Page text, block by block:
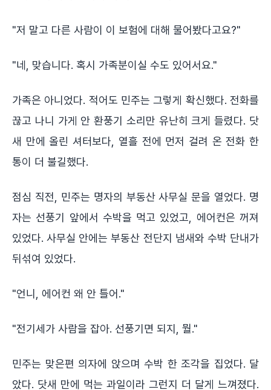
"저 말고 다른 사람이 이 보험에 대해 물어봤다고요?"
"네, 맞습니다. 혹시 가족분이실 수도 있어서요."
가족은 아니었다. 적어도 민주는 그렇게 확신했다. 전화를
끊고 나니 가게 안 환풍기 소리만 유난히 크게 들렸다. 닷
새 만에 올린 셔터보다, 열흘 전에 먼저 걸려 온 전화 한
통이 더 불길했다.
점심 직전, 민주는 명자의 부동산 사무실 문을 열었다. 명
자는 선풍기 앞에서 수박을 먹고 있었고, 에어컨은 꺼져
있었다. 사무실 안에는 부동산 전단지 냄새와 수박 단내가
뒤섞여 있었다.
"언니, 에어컨 왜 안 틀어."
"전기세가 사람을 잡아. 선풍기면 되지, 뭘."
민주는 맞은편 의자에 앉으며 수박 한 조각을 집었다. 달
았다. 닷새 만에 먹는 과일이라 그런지 더 달게 느껴졌다.